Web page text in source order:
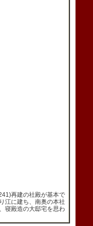
再建の社殿が基本で
江に建ち、南奥の本社
寝殿造の大邸宅を思わ